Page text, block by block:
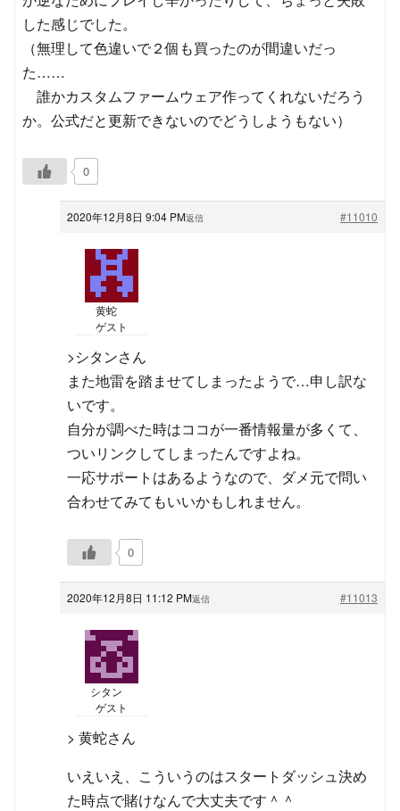
した感じでした。
（無理して色違いで２個も買ったのが間違いだっ
た……
誰かカスタムファームウェア作ってくれないだろう
か。公式だと更新できないのでどうしようもない）
0
2020年12月8日 9:04 PM #11010
返信
黄蛇
ゲスト
>シタンさん
また地雷を踏ませてしまったようで…申し訳な
いです。
自分が調べた時はココが一番情報量が多くて、
ついリンクしてしまったんですよね。
一応サポートはあるようなので、ダメ元で問い
合わせてみてもいいかもしれません。
0
2020年12月8日 11:12 PM #11013
返信
シタン
ゲスト
> 黄蛇さん
いえいえ、こういうのはスタートダッシュ決め
た時点で賭けなんで大丈夫です＾＾